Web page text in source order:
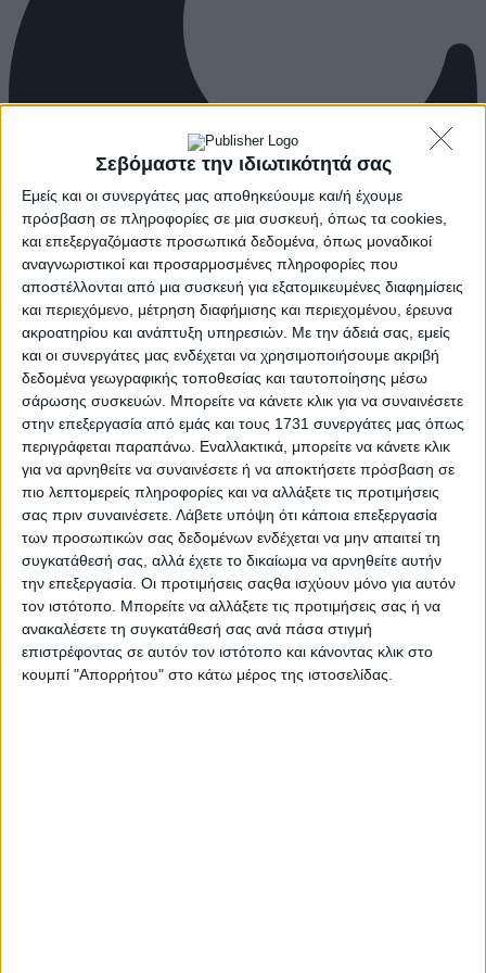
Σεβόμαστε την ιδιωτικότητά σας
Εμείς και οι συνεργάτες μας αποθηκεύουμε και/ή έχουμε
πρόσβαση σε πληροφορίες σε μια συσκευή, όπως τα cookies,
και επεξεργαζόμαστε προσωπικά δεδομένα, όπως μοναδικοί
αναγνωριστικοί και προσαρμοσμένες πληροφορίες που
αποστέλλονται από μια συσκευή για εξατομικευμένες διαφημίσεις
και περιεχόμενο, μέτρηση διαφήμισης και περιεχομένου, έρευνα
ακροατηρίου και ανάπτυξη υπηρεσιών. Με την άδειά σας, εμείς
και οι συνεργάτες μας ενδέχεται να χρησιμοποιήσουμε ακριβή
δεδομένα γεωγραφικής τοποθεσίας και ταυτοποίησης μέσω
σάρωσης συσκευών. Μπορείτε να κάνετε κλικ για να συναινέσετε
στην επεξεργασία από εμάς και τους 1731 συνεργάτες μας όπως
περιγράφεται παραπάνω. Εναλλακτικά, μπορείτε να κάνετε κλικ
για να αρνηθείτε να συναινέσετε ή να αποκτήσετε πρόσβαση σε
πιο λεπτομερείς πληροφορίες και να αλλάξετε τις προτιμήσεις
σας πριν συναινέσετε. Λάβετε υπόψη ότι κάποια επεξεργασία
των προσωπικών σας δεδομένων ενδέχεται να μην απαιτεί τη
συγκατάθεσή σας, αλλά έχετε το δικαίωμα να αρνηθείτε αυτήν
την επεξεργασία. Οι προτιμήσεις σαςθα ισχύουν μόνο για αυτόν
τον ιστότοπο. Μπορείτε να αλλάξετε τις προτιμήσεις σας ή να
ανακαλέσετε τη συγκατάθεσή σας ανά πάσα στιγμή
επιστρέφοντας σε αυτόν τον ιστότοπο και κάνοντας κλικ στο
κουμπί "Απορρήτου" στο κάτω μέρος της ιστοσελίδας.